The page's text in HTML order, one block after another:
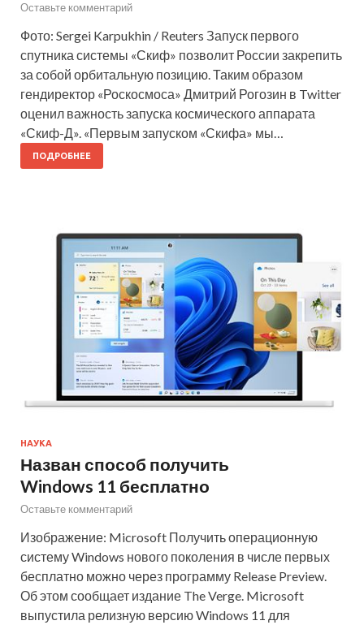
Оставьте комментарий
Фото: Sergei Karpukhin / Reuters Запуск первого
спутника системы «Скиф» позволит России закрепить
за собой орбитальную позицию. Таким образом
гендиректор «Роскосмоса» Дмитрий Рогозин в Twitter
оценил важность запуска космического аппарата
«Скиф-Д». «Первым запуском «Скифа» мы…
ПОДРОБНЕЕ
НАУКА
Назван способ получить
Windows 11 бесплатно
Оставьте комментарий
Изображение: Microsoft Получить операционную
систему Windows нового поколения в числе первых
бесплатно можно через программу Release Preview.
Об этом сообщает издание The Verge. Microsoft
выпустила релизную версию Windows 11 для